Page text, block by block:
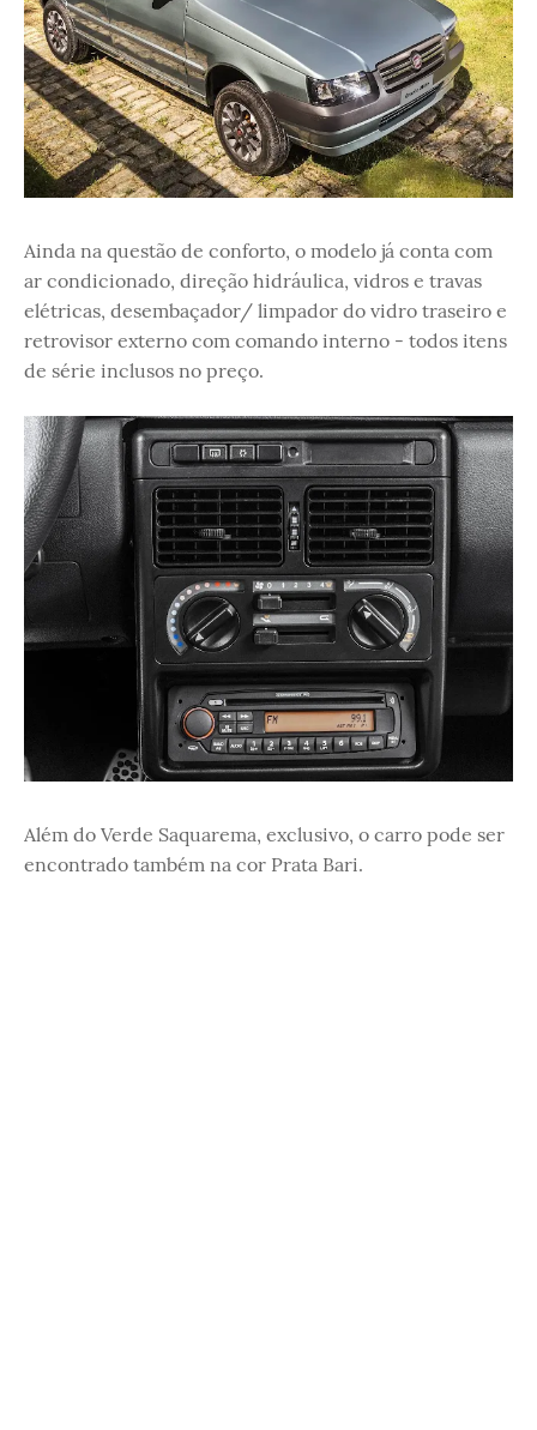
Ainda na questão de conforto, o modelo já conta com
ar condicionado, direção hidráulica, vidros e travas
elétricas, desembaçador/ limpador do vidro traseiro e
retrovisor externo com comando interno - todos itens
de série inclusos no preço.
Além do Verde Saquarema, exclusivo, o carro pode ser
encontrado também na cor Prata Bari.